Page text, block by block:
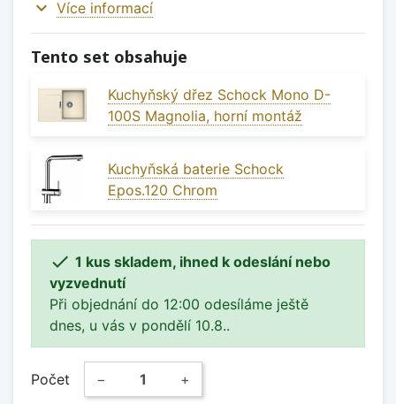
expand_more Více informací
Tento set obsahuje
Kuchyňský dřez Schock Mono D-
100S Magnolia, horní montáž
Kuchyňská baterie Schock
Epos.120 Chrom
 1 kus skladem, ihned k odeslání nebo
vyzvednutí
Při objednání do 12:00 odesíláme ještě
dnes, u vás v pondělí 10.8..
Počet − +